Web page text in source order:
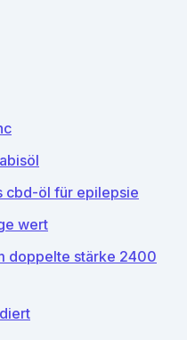
cbd-öl für epilepsie
wert
doppelte stärke 2400